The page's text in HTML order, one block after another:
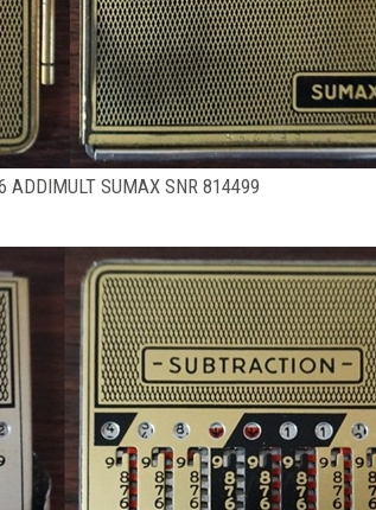
ADDIMULT SUMAX SNR 814499